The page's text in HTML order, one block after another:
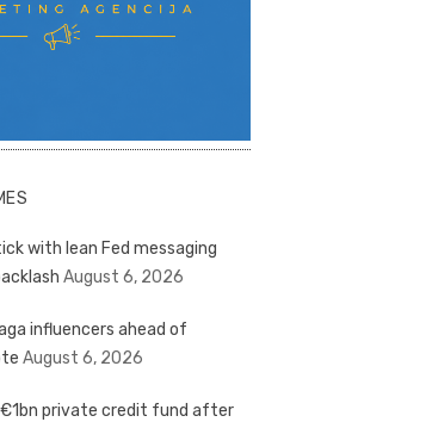
with lean Fed messaging
August 6, 2026
influencers ahead of
August 6, 2026
€1bn private credit fund after